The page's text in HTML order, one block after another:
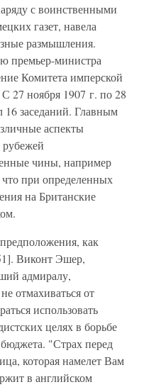
с воинственными
газет, навела
размышления.
премьер-министра
Комитета имперской
27 ноября 1907 г. по 28
заседаний. Главным
аспекты
чины, например
при определенных
на Британские
как
Виконт Эшер,
адмиралу,
отмахиваться от
использовать
целях в борьбе
"Страх перед
которая намелет Вам
в английском